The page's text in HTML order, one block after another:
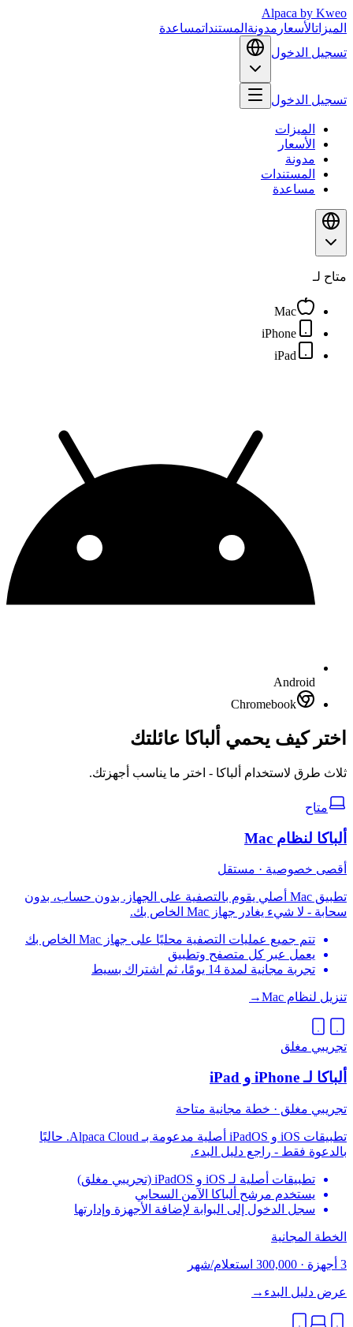
Alpaca by Kweo
الميزاتالأسعار مدونة المستنداتمساعدة
تسجيل الدخول
تسجيل الدخول
الميزات
الأسعار
مدونة
المستندات
مساعدة
متاح لـ
Mac
iPhone
iPad
Android
Chromebook
اختر كيف يحمي ألباكا عائلتك
ثلاث طرق لاستخدام ألباكا - اختر ما يناسب أجهزتك.
متاح
ألباكا لنظام Mac
أقصى خصوصية · مستقل
تطبيق Mac أصلي يقوم بالتصفية على الجهاز. بدون حساب، بدون
سحابة - لا شيء يغادر جهاز Mac الخاص بك.
تتم جميع عمليات التصفية محليًا على جهاز Mac الخاص بك
يعمل عبر كل متصفح وتطبيق
تجربة مجانية لمدة 14 يومًا، ثم اشتراك بسيط
تنزيل لنظام Mac →
تجريبي مغلق
ألباكا لـ iPhone و iPad
تجريبي مغلق · خطة مجانية متاحة
تطبيقات iOS و iPadOS أصلية مدعومة بـ Alpaca Cloud. حاليًا
بالدعوة فقط - راجع دليل البدء.
تطبيقات أصلية لـ iOS و iPadOS (تجريبي مغلق)
يستخدم مرشح ألباكا الآمن السحابي
سجل الدخول إلى البوابة لإضافة الأجهزة وإدارتها
الخطة المجانية
3 أجهزة · 300,000 استعلام/شهر
عرض دليل البدء →